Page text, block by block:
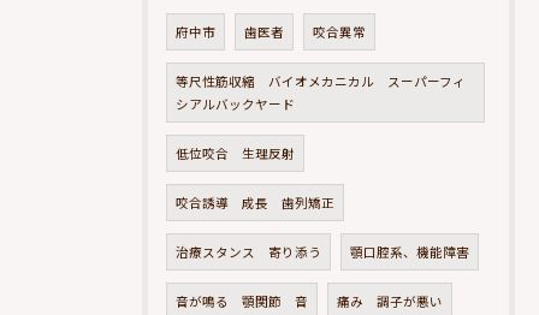
府中市 歯医者 咬合異常
等尺性筋収縮 バイオメカニカル スーパーフィ
シアルバックヤード
低位咬合 生理反射
咬合誘導 成長 歯列矯正
治療スタンス 寄り添う 顎口腔系、機能障害
音が鳴る 顎関節 音 痛み 調子が悪い